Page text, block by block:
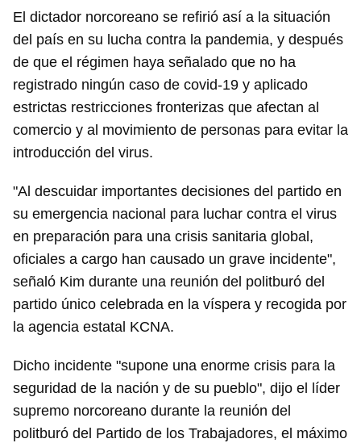
El dictador norcoreano se refirió así a la situación
del país en su lucha contra la pandemia, y después
de que el régimen haya señalado que no ha
registrado ningún caso de covid-19 y aplicado
estrictas restricciones fronterizas que afectan al
comercio y al movimiento de personas para evitar la
introducción del virus.
"Al descuidar importantes decisiones del partido en
su emergencia nacional para luchar contra el virus
en preparación para una crisis sanitaria global,
oficiales a cargo han causado un grave incidente",
señaló Kim durante una reunión del politburó del
partido único celebrada en la víspera y recogida por
la agencia estatal KCNA.
Dicho incidente "supone una enorme crisis para la
seguridad de la nación y de su pueblo", dijo el líder
supremo norcoreano durante la reunión del
politburó del Partido de los Trabajadores, el máximo